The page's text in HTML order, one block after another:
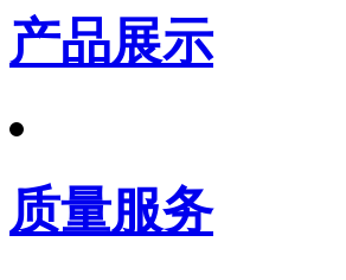
产品展示
质量服务